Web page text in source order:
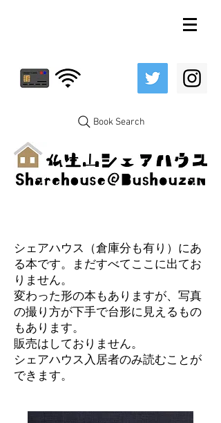
Book Search
シェアハウス（倉庫分も有り）にあ
る本です。まだすべてここに出てお
りません。
変わった形の本もありますが、写真
の撮り方が下手で台形に見えるもの
もあります。
​販売はしておりません。
シェアハウス入居者のみ読むことが
できます。